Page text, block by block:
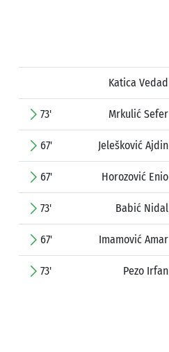
Katica Vedad
73' Mrkulić Sefer
67' Jelešković Ajdin
67' Horozović Enio
73' Babić Nidal
67' Imamović Amar
73' Pezo Irfan